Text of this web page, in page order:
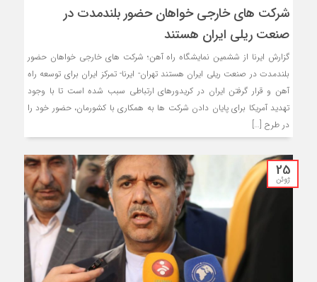
شرکت های خارجی خواهان حضور بلندمدت در
صنعت ریلی ایران هستند
گزارش ایرنا از ششمین نمایشگاه راه آهن؛ شرکت های خارجی خواهان حضور
بلندمدت در صنعت ریلی ایران هستند تهران- ایرنا- تمرکز ایران برای توسعه راه
آهن و قرار گرفتن ایران در کریدورهای ارتباطی سبب شده است تا با وجود
تهدید آمریکا برای پایان دادن شرکت ها به همکاری با کشورمان، حضور خود را
در طرح […]
25
ژوئن